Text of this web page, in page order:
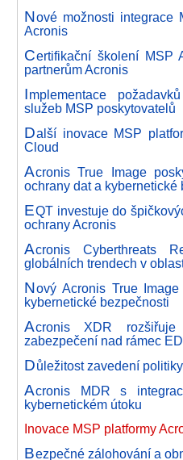
Nové možnosti integrace
Acronis
Certifikační školení MSP
partnerům Acronis
Implementace
služeb MSP poskytovatelů
Další inovace MSP
Cloud
Acronis True Image
ochrany dat a kybernetické
EQT investuje do
ochrany Acronis
Acronis Cyberthreats
globálních trendech v
Nový Acronis True
kybernetické bezpečnosti
Acronis XDR rozšiřuje
zabezpečení nad rámec
Důležitost zavedení
Acronis MDR s
kybernetickém útoku
Inovace MSP platformy
Bezpečné zálohování a